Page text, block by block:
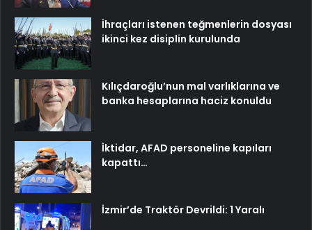
İhraçları istenen teğmenlerin dosyası
ikinci kez disiplin kurulunda
Kılıçdaroğlu’nun mal varlıklarına ve
banka hesaplarına haciz konuldu
İktidar, AFAD personeline kapıları
kapattı…
İzmir’de Traktör Devrildi: 1 Yaralı